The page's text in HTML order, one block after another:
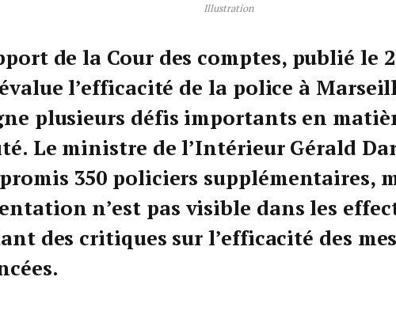
Illustration
de la Cour des comptes, publié le
l’efficacité de la police à
plusieurs défis importants en
Le ministre de l’Intérieur Gérald
350 policiers supplémentaires,
n’est pas visible dans les
des critiques sur l’efficacité des